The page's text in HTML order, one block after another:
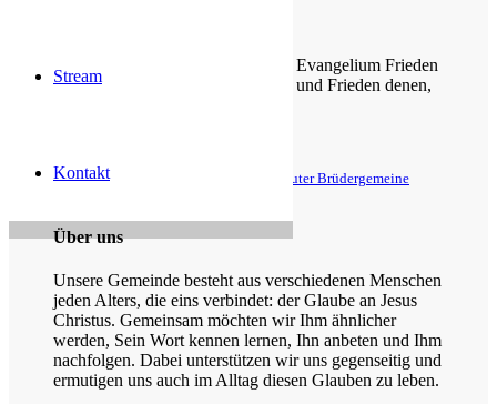
Stream
Kontakt
Christus ist gekommen und hat im Evangelium Frieden
verkündigt euch, die ihr fern wart, und Frieden denen,
© Evangelische Brüder-Unität – Herrnhuter Brüdergemeine
Über uns
Unsere Gemeinde besteht aus verschiedenen Menschen
jeden Alters, die eins verbindet: der Glaube an Jesus
Christus. Gemeinsam möchten wir Ihm ähnlicher
werden, Sein Wort kennen lernen, Ihn anbeten und Ihm
nachfolgen. Dabei unterstützen wir uns gegenseitig und
ermutigen uns auch im Alltag diesen Glauben zu leben.